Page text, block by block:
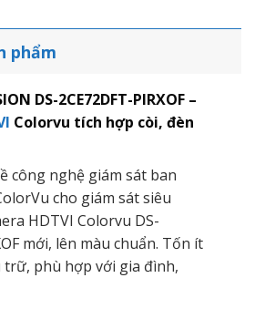
phẩm
DS-2CE72DFT-PIRXOF –
Colorvu tích hợp còi, đèn
công nghệ giám sát ban
cho giám sát siêu
HDTVI Colorvu DS-
mới, lên màu chuẩn. Tốn ít
phù hợp với gia đình,